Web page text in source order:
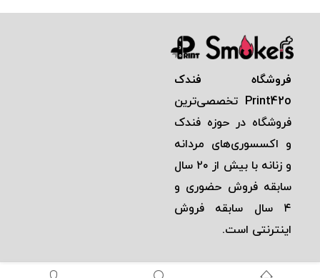
فروشگاه فندک
Print42o تخصصی‌ترين
فروشگاه در حوزه فندک
و اكسسوری‌های مردانه
و زنانه با بيش از ٢٠ سال
سابقه فروش حضوری و
٤ سال سابقه فروش
اينترنتی است.